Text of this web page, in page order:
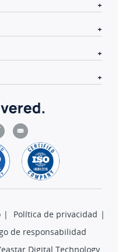
| Política de privacidad |
de responsabilidad
Digital Technology